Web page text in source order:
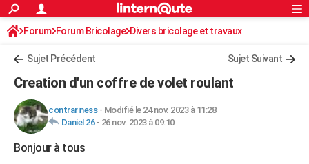
ACTUALITÉS
Politique
Société
Faits Divers
Education
Monde
Villes
+
FINANCE
Retraite
Impôts
Epargne
Immobilier
Risques naturels par ville
Banque
Assurance
Crédit
AUTO
Essais
Réserver un essai
Citadines
Berlines
SUV
Forum auto
+HIGH-TECH
Rechercher
S'inscrire
Connexion
Forum Forum Bricolage Divers bricolage et travaux
Sujet Précédent Sujet Suivant
Creation d'un coffre de volet roulant
contrariness- Modifié le 24 nov. 2023 à 11:28
Daniel 26- 26 nov. 2023 à 09:10
Bonjour à tous